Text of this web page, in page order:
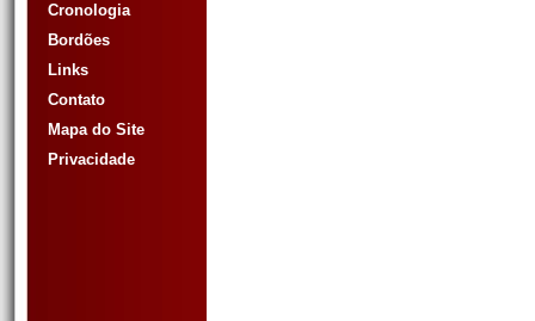
Cronologia
Bordões
Links
Contato
Mapa do Site
Privacidade